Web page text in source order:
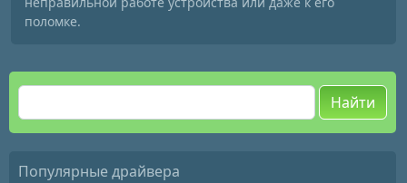
поломке.
Найти
Популярные драйвера